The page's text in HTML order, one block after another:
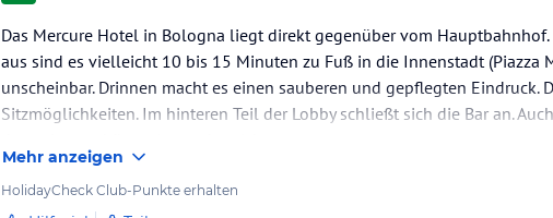
Das Mercure Hotel in Bologna liegt direkt gegenüber vom
aus sind es vielleicht 10 bis 15 Minuten zu Fuß in die Innenstadt (Piazza
unscheinbar. Drinnen macht es einen sauberen und gepflegten Eindruck.
Sitzmöglichkeiten. Im hinteren Teil der Lobby schließt sich die Bar an.
Mehr anzeigen
HolidayCheck Club-Punkte erhalten